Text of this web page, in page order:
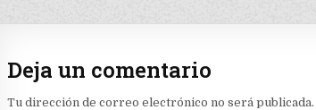
entradas
Deja un comentario
Tu dirección de correo electrónico no será publicada.